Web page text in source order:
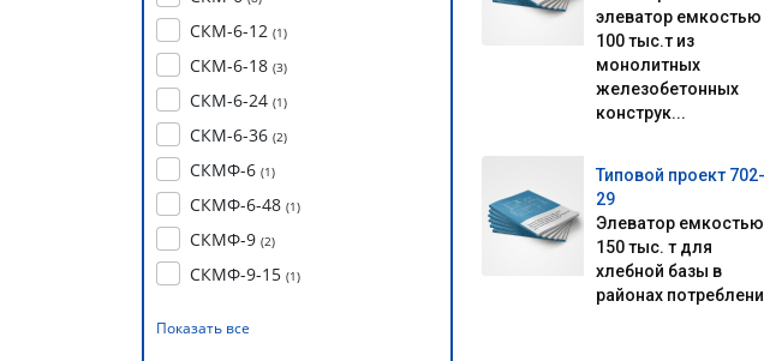
СКМ-6-12 (1)
СКМ-6-18 (3)
СКМ-6-24 (1)
СКМ-6-36 (2)
СКМФ-6 (1)
СКМФ-6-48 (1)
СКМФ-9 (2)
СКМФ-9-15 (1)
Показать все
элеватор емкостью
100 тыс.т из
монолитных
железобетонных
конструк...
Типовой проект 702-
29
Элеватор емкостью
150 тыс. т для
хлебной базы в
районах